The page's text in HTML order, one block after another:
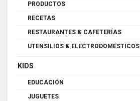
PRODUCTOS
RECETAS
RESTAURANTES & CAFETERÍAS
UTENSILIOS & ELECTRODOMÉSTICOS
KIDS
EDUCACIÓN
JUGUETES